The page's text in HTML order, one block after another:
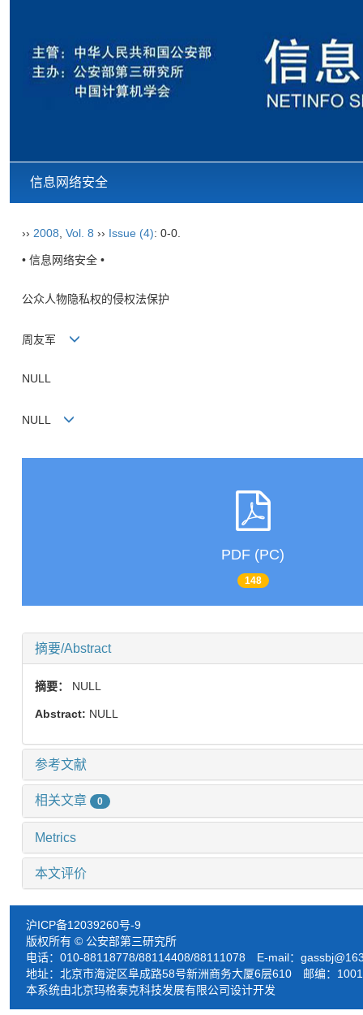
信息网络安全
›› 2008 Vol. 8 ›› Issue (4): 0-0.
• 信息网络安全 •
公众人物隐私权的侵权法保护
周友军
NULL
NULL
PDF (PC)
148
摘要/Abstract
摘要： NULL
Abstract: NULL
参考文献
相关文章 0
Metrics
本文评价
沪ICP备12039260号-9
版权所有 © 公安部第三研究所
电话：010-88118778/88114408/88111078 E-mail：
地址：北京市海淀区阜成路58号新洲商务大厦6层610 邮编：
本系统由北京玛格泰克科技发展有限公司设计开发